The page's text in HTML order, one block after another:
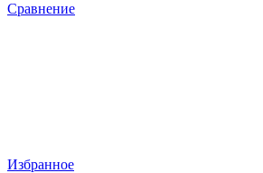
Сравнение
Избранное